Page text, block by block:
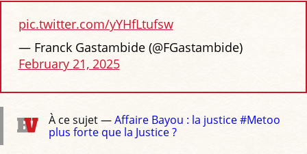
pic.twitter.com/yYHfLtufsw
— Franck Gastambide (@FGastambide)
February 21, 2025
À ce sujet —Affaire Bayou : la justice #Metoo
plus forte que la Justice ?